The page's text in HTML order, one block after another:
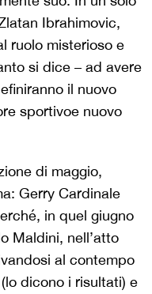
Ibrahimovic,
ruolo misterioso e
si dice – ad avere
il nuovo
sportivoe nuovo
di maggio,
Gerry Cardinale
in quel giugno
Maldini, nell’atto
al contempo
dicono i risultati) e